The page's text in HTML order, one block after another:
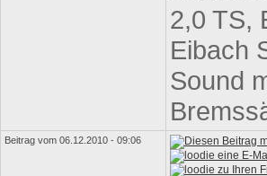
2,0 TS,
Eibach
Sound
Beitrag vom 06.12.2010 - 09:06